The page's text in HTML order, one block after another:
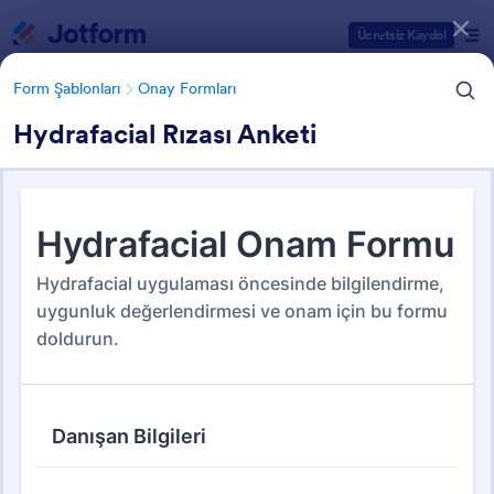
Ücretsiz Kaydol
Form Şablonları Onay Formları
Hydrafacial Rızası Anketi
Form Şablonları Onay Formları
Onay Formları
607 Şablon
Form Şablonu Kategorileri